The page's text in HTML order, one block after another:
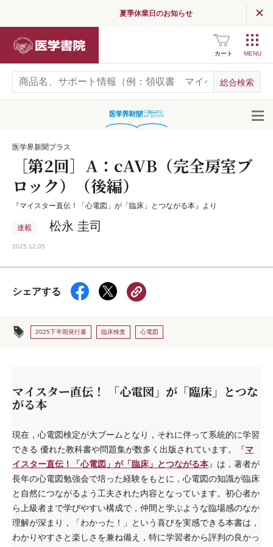
夏季休業日のお知らせ
カート
医学界新聞プラス
［第2回］A：cAVB（完全房室ブ
ロック）（後編）
『マイスター直伝！「心電図」が「臨床」とつながる本』より
連載 松永 圭司
2025.12.05
シェアする
2025下半期発行書 臨床検査 心電図
マイスター直伝！ 「心電図」が「臨床」とつな
がる本
現在，心電図検定が大ブームとなり，それに伴って系統的に学習
できる 優れた教科書や問題集が数多く出版されています。『マ
イスター直伝！「心電図」が「臨床」とつながる本』は，著者が
長年の心電図勉強会で培った経験をもとに，心電図の知識が臨床
と自然につながるよう工夫された内容となっています。初心者か
ら上級者まで学びやすい構成で，仲間と学ぶような臨場感のなか
理解が深まり，「わかった！」という喜びを実感できる本書は，
わかりやすさと楽しさを兼ね備え，特に学習者から評判の良かっ